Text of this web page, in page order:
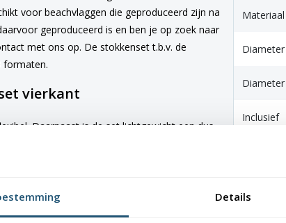
Details
voor beachvlaggen die geproduceerd zijn na
geproduceerd is en ben je op zoek naar
met ons op. De stokkenset t.b.v. de
formaten.
vierkant
Daarnaast is de set lichtgewicht een dus
set bestaat uit meerdere delen die eenvoudig in
doe je voor de horizontale zijde. Pas daarna
aantal delen is afhankelijk van het formaat van de
een stevige opbergtas, wat handig is om de
Materiaal
Inclusief